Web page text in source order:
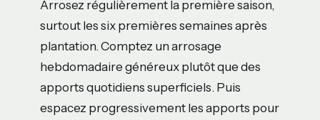
Arrosez régulièrement la première saison,
surtout les six premières semaines après
plantation. Comptez un arrosage
hebdomadaire généreux plutôt que des
apports quotidiens superficiels. Puis
espacez progressivement les apports pour